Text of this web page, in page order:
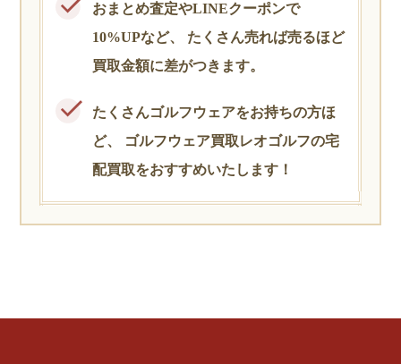
おまとめ査定やLINEクーポンで
10%UPなど、
たくさん売れば売るほど
買取金額に差がつきます。
たくさんゴルフウェアをお持ちの方ほ
ど、
ゴルフウェア買取レオゴルフの宅
配買取をおすすめいたします！